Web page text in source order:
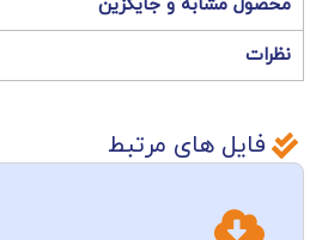
محصول مشابه و جایگزین
نظرات
فایل های مرتبط